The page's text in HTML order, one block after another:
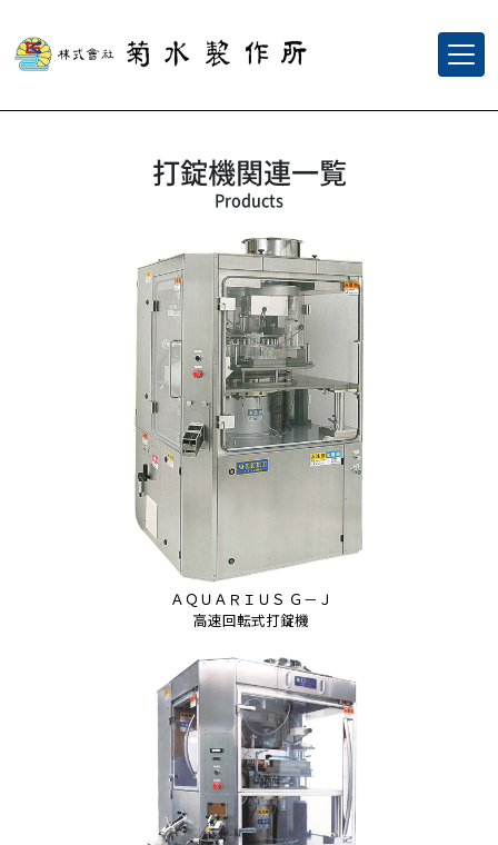
打錠機関連一覧
Products
ＡＱＵＡＲＩＵＳ Ｇ－Ｊ
高速回転式打錠機